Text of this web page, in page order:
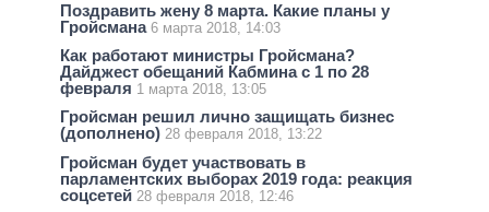
Поздравить жену 8 марта. Какие планы у
Гройсмана 6 марта 2018, 14:03
Как работают министры Гройсмана?
Дайджест обещаний Кабмина с 1 по 28
февраля 1 марта 2018, 13:05
Гройсман решил лично защищать бизнес
(дополнено) 28 февраля 2018, 13:22
Гройсман будет участвовать в
парламентских выборах 2019 года: реакция
соцсетей 28 февраля 2018, 12:46